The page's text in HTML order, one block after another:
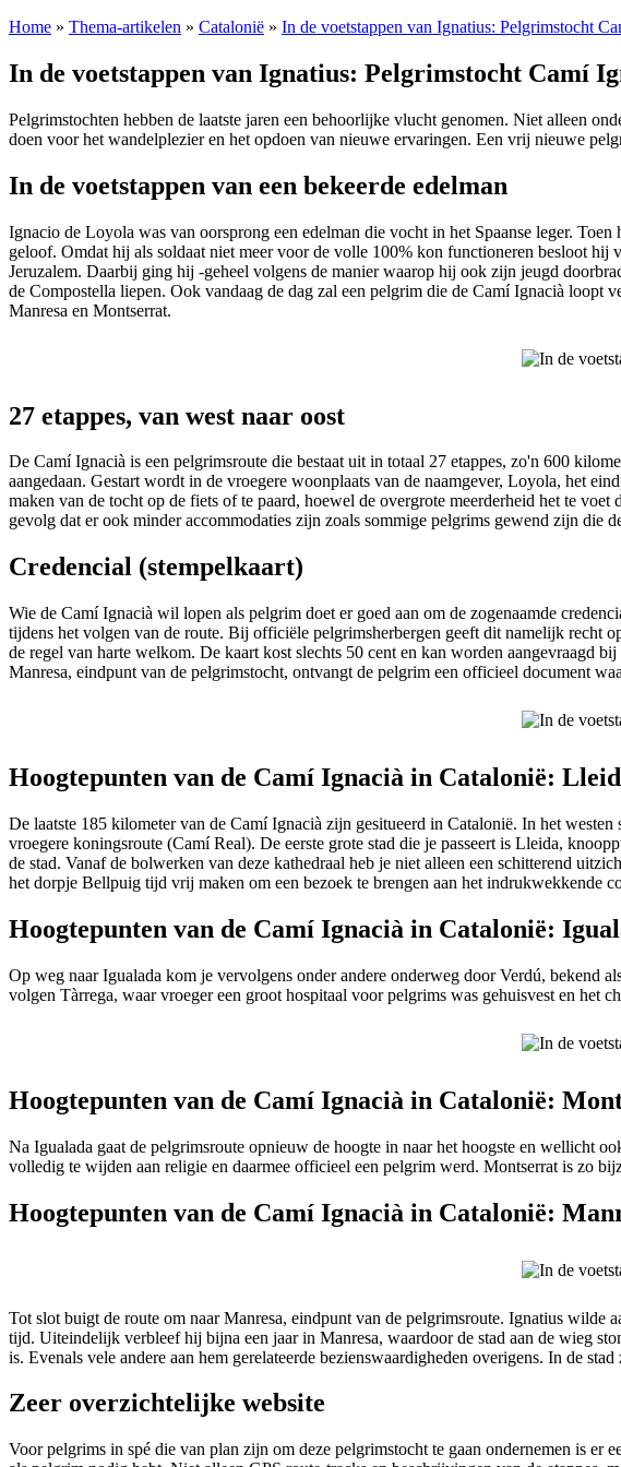
Home » Thema-artikelen » Catalonië » In de voetstappen van Ignatius: Pelgrimstocht
In de voetstappen van Ignatius: Pelgrimstocht Camí
Pelgrimstochten hebben de laatste jaren een behoorlijke vlucht genomen. Niet alleen
doen voor het wandelplezier en het opdoen van nieuwe ervaringen. Een vrij nieuwe
In de voetstappen van een bekeerde edelman
Ignacio de Loyola was van oorsprong een edelman die vocht in het Spaanse leger.
geloof. Omdat hij als soldaat niet meer voor de volle 100% kon functioneren besloot
Jeruzalem. Daarbij ging hij -geheel volgens de manier waarop hij ook zijn jeugd
de Compostella liepen. Ook vandaag de dag zal een pelgrim die de Camí Ignacià loopt
Manresa en Montserrat.
27 etappes, van west naar oost
De Camí Ignacià is een pelgrimsroute die bestaat uit in totaal 27 etappes, zo'n 600
aangedaan. Gestart wordt in de vroegere woonplaats van de naamgever, Loyola, het
maken van de tocht op de fiets of te paard, hoewel de overgrote meerderheid het te
gevolg dat er ook minder accommodaties zijn zoals sommige pelgrims gewend zijn die
Credencial (stempelkaart)
Wie de Camí Ignacià wil lopen als pelgrim doet er goed aan om de zogenaamde
tijdens het volgen van de route. Bij officiële pelgrimsherbergen geeft dit namelijk recht
de regel van harte welkom. De kaart kost slechts 50 cent en kan worden aangevraagd
Manresa, eindpunt van de pelgrimstocht, ontvangt de pelgrim een officieel document
Hoogtepunten van de Camí Ignacià in Catalonië:
De laatste 185 kilometer van de Camí Ignacià zijn gesitueerd in Catalonië. In het
vroegere koningsroute (Camí Real). De eerste grote stad die je passeert is Lleida,
de stad. Vanaf de bolwerken van deze kathedraal heb je niet alleen een schitterend
het dorpje Bellpuig tijd vrij maken om een bezoek te brengen aan het indrukwekkende
Hoogtepunten van de Camí Ignacià in Catalonië:
Op weg naar Igualada kom je vervolgens onder andere onderweg door Verdú, bekend
volgen Tàrrega, waar vroeger een groot hospitaal voor pelgrims was gehuisvest en het
Hoogtepunten van de Camí Ignacià in Catalonië:
Na Igualada gaat de pelgrimsroute opnieuw de hoogte in naar het hoogste en wellicht
volledig te wijden aan religie en daarmee officieel een pelgrim werd. Montserrat is zo
Hoogtepunten van de Camí Ignacià in Catalonië:
Tot slot buigt de route om naar Manresa, eindpunt van de pelgrimsroute. Ignatius
tijd. Uiteindelijk verbleef hij bijna een jaar in Manresa, waardoor de stad aan de wieg
is. Evenals vele andere aan hem gerelateerde bezienswaardigheden overigens. In de
Zeer overzichtelijke website
Voor pelgrims in spé die van plan zijn om deze pelgrimstocht te gaan ondernemen is er